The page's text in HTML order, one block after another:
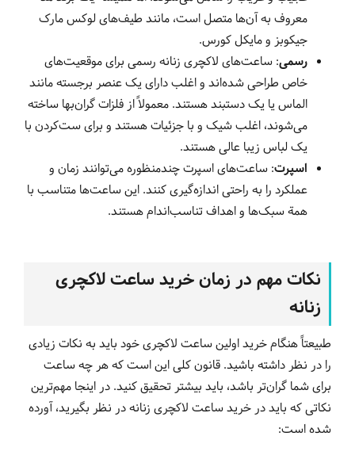
معروف به آن‌ها متصل است، مانند طیف‌های لوکس مارک
جیکوبز و مایکل کورس.
رسمی: ساعت‌های لاکچری زنانه رسمی برای موقعیت‌های
خاص طراحی شده‌اند و اغلب دارای یک عنصر برجسته مانند
الماس یا یک دستبند هستند. معمولاً از فلزات گران‌بها ساخته
می‌شوند، اغلب شیک و با جزئیات هستند و برای ست‌کردن با
یک لباس زیبا عالی هستند.
اسپرت: ساعت‌های اسپرت چندمنظوره می‌توانند زمان و
عملکرد را به راحتی اندازه‌گیری کنند. این ساعت‌ها متناسب با
همة سبک‌ها و اهداف تناسب‌اندام هستند.
نکات مهم در زمان خرید ساعت لاکچری
زنانه
طبیعتاً هنگام خرید اولین ساعت لاکچری خود باید به نکات زیادی
را در نظر داشته باشید. قانون کلی این است که هر چه ساعت
برای شما گران‌تر باشد، باید بیشتر تحقیق کنید. در اینجا مهم‌ترین
نکاتی که باید در خرید ساعت لاکچری زنانه در نظر بگیرید، آورده
شده است: